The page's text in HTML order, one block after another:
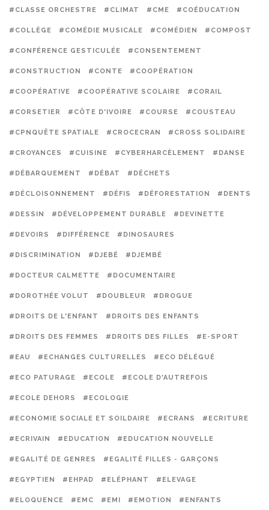
#CLASSE ORCHESTRE #CLIMAT #CME #COÉDUCATION
#COLLÈGE #COMÉDIE MUSICALE #COMÉDIEN #COMPOST
#CONFÉRENCE GESTICULÉE #CONSENTEMENT
#CONSTRUCTION #CONTE #COOPÉRATION
#COOPÉRATIVE #COOPÉRATIVE SCOLAIRE #CORAIL
#CORSETIER #CÔTE D'IVOIRE #COURSE #COUSTEAU
#CPNQUÊTE SPATIALE #CROCECRAN #CROSS SOLIDAIRE
#CROYANCES #CUISINE #CYBERHARCÈLEMENT #DANSE
#DÉBARQUEMENT #DÉBAT #DÉCHETS
#DÉCLOISONNEMENT #DÉFIS #DÉFORESTATION #DENTS
#DESSIN #DÉVELOPPEMENT DURABLE #DEVINETTE
#DEVOIRS #DIFFÉRENCE #DINOSAURES
#DISCRIMINATION #DJEBÉ #DJEMBÉ
#DOCTEUR CALMETTE #DOCUMENTAIRE
#DOROTHÉE VOLUT #DOUBLEUR #DROGUE
#DROITS DE L'ENFANT #DROITS DES ENFANTS
#DROITS DES FEMMES #DROITS DES FILLES #E-SPORT
#EAU #ECHANGES CULTURELLES #ECO DÉLÉGUÉ
#ECO PATURAGE #ECOLE #ECOLE D'AUTREFOIS
#ECOLE DEHORS #ECOLOGIE
#ECONOMIE SOCIALE ET SOILDAIRE #ECRANS #ECRITURE
#ECRIVAIN #EDUCATION #EDUCATION NOUVELLE
#EGALITÉ DE GENRES #EGALITÉ FILLES - GARÇONS
#EGYPTIEN #EHPAD #ELÉPHANT #ELEVAGE
#ELOQUENCE #EMC #EMI #EMOTION #ENFANTS